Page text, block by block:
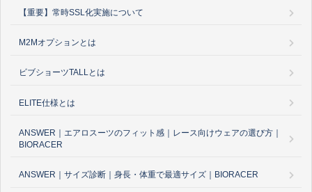
【重要】常時SSL化実施について
M2Mオプションとは
ビブショーツTALLとは
ELITE仕様とは
ANSWER｜エアロスーツのフィット感｜レース向けウェアの選び方｜
BIORACER
ANSWER｜サイズ診断｜身長・体重で最適サイズ｜BIORACER